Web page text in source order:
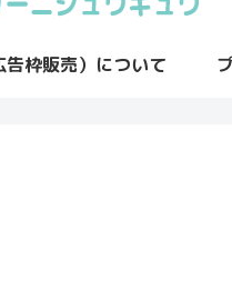
告枠販売）について